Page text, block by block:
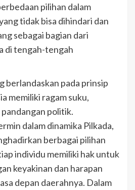
pilihan dalam
tidak bisa dihindari dan
sebagai bagian dari
di tengah-tengah
berlandaskan pada prinsip
memiliki ragam suku,
pandangan politik.
dalam dinamika Pilkada,
berbagai pilihan
individu memiliki hak untuk
keyakinan dan harapan
depan daerahnya. Dalam